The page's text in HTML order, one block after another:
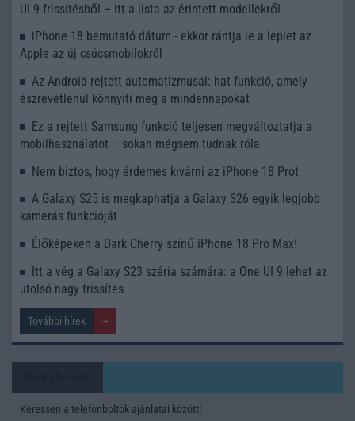
UI 9 frissítésből – itt a lista az érintett modellekről
iPhone 18 bemutató dátum - ekkor rántja le a leplet az
Apple az új csúcsmobilokról
Az Android rejtett automatizmusai: hat funkció, amely
észrevétlenül könnyíti meg a mindennapokat
Ez a rejtett Samsung funkció teljesen megváltoztatja a
mobilhasználatot – sokan mégsem tudnak róla
Nem biztos, hogy érdemes kivárni az iPhone 18 Prot
A Galaxy S25 is megkaphatja a Galaxy S26 egyik legjobb
kamerás funkcióját
Élőképeken a Dark Cherry színű iPhone 18 Pro Max!
Itt a vég a Galaxy S23 széria számára: a One UI 9 lehet az
utolsó nagy frissítés
További hírek
Keressen a telefonboltok ajánlatai között!